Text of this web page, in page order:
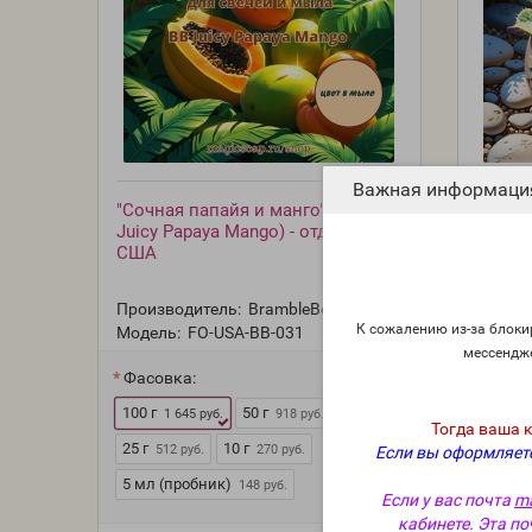
Важная
К сожалению из-за
Тогда ваша
Если вы
Если у вас почта
кабинете. Эта
"Сочная папайя и манго" (BB
Juicy Papaya Mango) - отдушка
США
Производитель: BrambleBerry, США
Модель: FO-USA-BB-031
Фасовка:
100 г 1 645 руб. 50 г 918 руб.
25 г 512 руб. 10 г 270 руб.
5 мл (пробник) 148 руб.
25 г
5 мл